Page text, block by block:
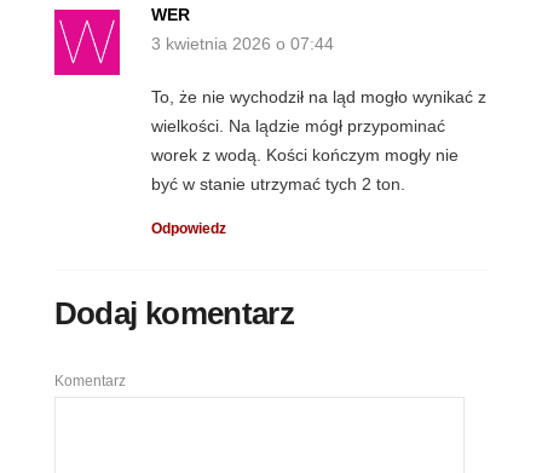
WER
3 kwietnia 2026 o 07:44
To, że nie wychodził na ląd mogło wynikać z
wielkości. Na lądzie mógł przypominać
worek z wodą. Kości kończym mogły nie
być w stanie utrzymać tych 2 ton.
Odpowiedz
Dodaj komentarz
Komentarz